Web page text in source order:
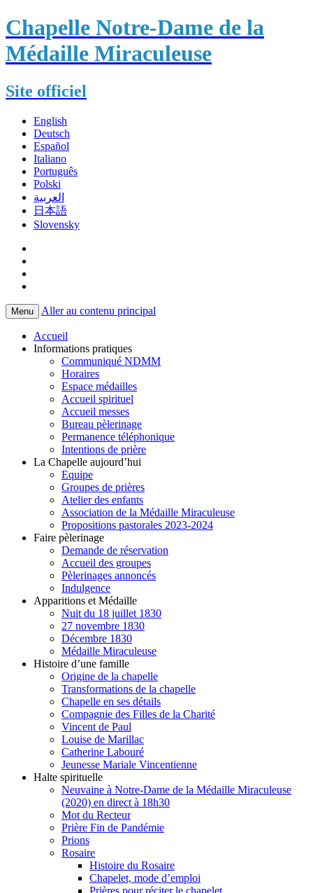
Chapelle Notre-Dame de la
Médaille Miraculeuse
Site officiel
English
Deutsch
Español
Italiano
Português
Polski
العربية
日本語
Slovensky
Menu Aller au contenu principal
Accueil
Informations pratiques
Communiqué NDMM
Horaires
Espace médailles
Accueil spirituel
Accueil messes
Bureau pèlerinage
Permanence téléphonique
Intentions de prière
La Chapelle aujourd’hui
Equipe
Groupes de prières
Atelier des enfants
Association de la Médaille Miraculeuse
Propositions pastorales 2023-2024
Faire pèlerinage
Demande de réservation
Accueil des groupes
Pèlerinages annoncés
Indulgence
Apparitions et Médaille
Nuit du 18 juillet 1830
27 novembre 1830
Décembre 1830
Médaille Miraculeuse
Histoire d’une famille
Origine de la chapelle
Transformations de la chapelle
Chapelle en ses détails
Compagnie des Filles de la Charité
Vincent de Paul
Louise de Marillac
Catherine Labouré
Jeunesse Mariale Vincentienne
Halte spirituelle
Neuvaine à Notre-Dame de la Médaille Miraculeuse
(2020) en direct à 18h30
Mot du Recteur
Prière Fin de Pandémie
Prions
Rosaire
Histoire du Rosaire
Chapelet, mode d’emploi
Prières pour réciter le chapelet